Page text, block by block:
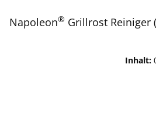
Napoleon® Grillrost Reiniger
Inhalt: